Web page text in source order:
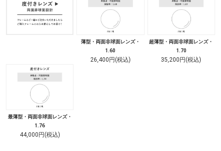
薄型・両面非球面レンズ・
1.60
26,400円(税込)
超薄型・両面非球面レンズ・
1.70
35,200円(税込)
最薄型・両面非球面レンズ・
1.76
44,000円(税込)